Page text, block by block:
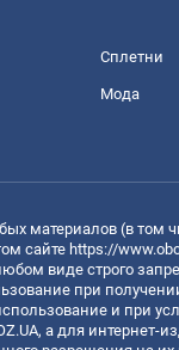
Сплетни
Мода
материалов (в том
сайте https://
виде строго
при
и при
а для интернет-